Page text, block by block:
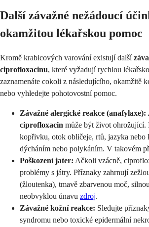
Další závažné nežádoucí
okamžitou lékařskou pomoc
Kromě krabicových varování existují další
ciprofloxacinu, které vyžadují rychlou
zaznamenáte cokoli z následujícího, okamžitě
nebo vyhledejte pohotovostní pomoc.
Závažné alergické reakce (anafylaxe):
ciprofloxacin může být život ohrožující.
kopřivku, otok obličeje, rtů, jazyka nebo
dýcháním nebo polykáním. V takovém
Poškození jater: Ačkoli vzácně,
problémy s játry. Příznaky zahrnují
(žloutenka), tmavě zbarvenou moč,
neobvyklou únavu zdroj.
Závažné kožní reakce: Sledujte
syndromu nebo toxické epidermální